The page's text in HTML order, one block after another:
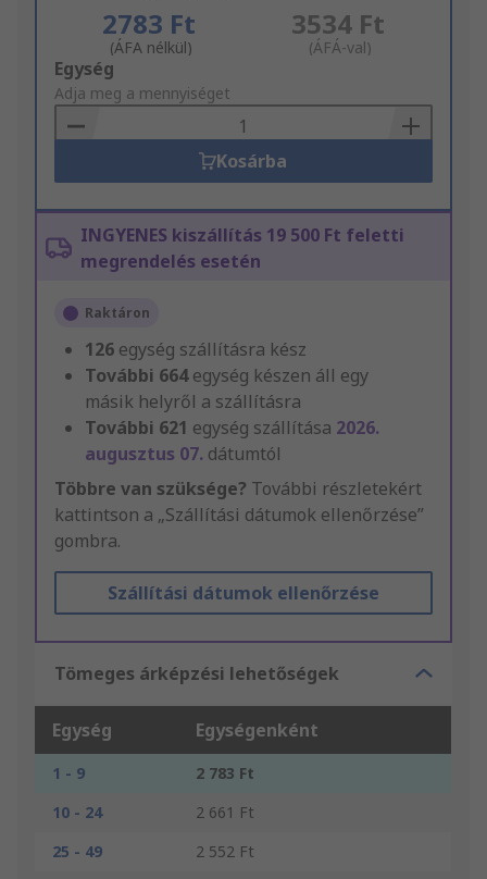
2783 Ft
(ÁFA nélkül)
3534 Ft
(ÁFÁ-val)
Add
to
Basket
Egység
Adja meg a mennyiséget
Kosárba
INGYENES kiszállítás 19 500 Ft feletti
megrendelés esetén
Raktáron
126 egység szállításra kész
További 664egység készen áll egy
másik helyről a szállításra
További 621 egység szállítása 2026.
augusztus 07. dátumtól
Többre van szüksége? További részletekért
kattintson a „Szállítási dátumok ellenőrzése”
gombra.
Szállítási dátumok ellenőrzése
Tömeges árképzési lehetőségek
Egység Egységenként
1 - 9
2 783 Ft
10 - 24
2 661 Ft
25 - 49
2 552 Ft